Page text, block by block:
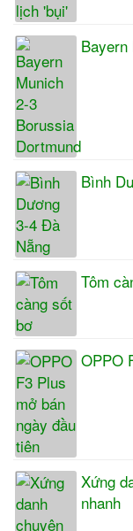
Bình
Tôm
OPPO
Xứng
nhanh